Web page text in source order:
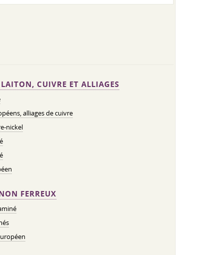
CUIVRE ET ALLIAGES
alliages de cuivre
nickel
FERREUX